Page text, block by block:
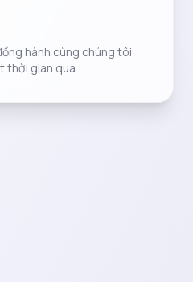
hành cùng chúng tôi
thời gian qua.